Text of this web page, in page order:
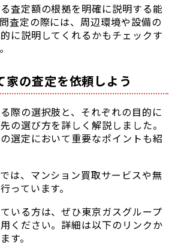
査定額の根拠を明確に説明する能
査定の際には、周辺環境や設備の
に説明してくれるかもチェックす
家の査定を依頼しよう
際の選択肢と、それぞれの目的に
の選び方を詳しく解説しました。
選定において重要なポイントも紹
は、マンション買取サービスや無
っています。
いる方は、ぜひ東京ガスグループ
ください。詳細は以下のリンクか
す。